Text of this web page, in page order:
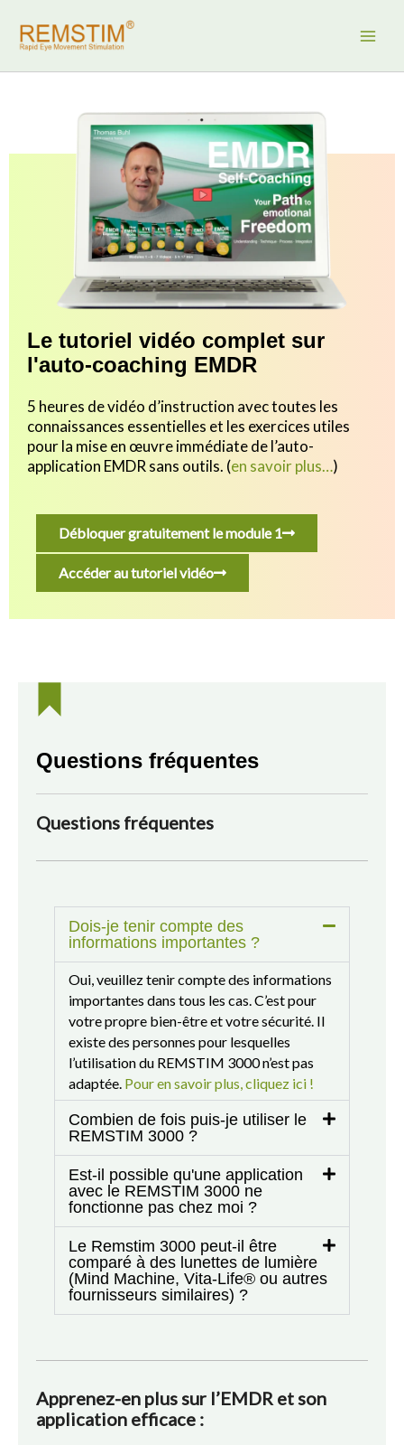
contenu
Le tutoriel vidéo complet sur
l'auto-coaching EMDR
5 heures de vidéo d’instruction avec toutes les
connaissances essentielles et les exercices utiles
pourla mise en œuvre immédiate de l’auto-
application EMDR sans outils. (en savoir plus…)
Débloquer gratuitement le module 1
Accéder au tutoriel vidéo
Questions fréquentes
Questions fréquentes
Dois-je tenir compte des
informations importantes ?
Oui, veuillez tenir compte des informations
importantes dans tous les cas. C’est pour
votre propre bien-être et votre sécurité. Il
existe des personnes pour lesquelles
l’utilisation du REMSTIM 3000 n’est pas
adaptée. Pour en savoir plus, cliquez ici !
Combien de fois puis-je utiliser le
REMSTIM 3000 ?
Est-il possible qu'une application
avec le REMSTIM 3000 ne
fonctionne pas chez moi ?
Le Remstim 3000 peut-il être
comparé à des lunettes de lumière
(Mind Machine, Vita-Life® ou autres
fournisseurs similaires) ?
Apprenez-en plus sur l’EMDR et son
application efficace :